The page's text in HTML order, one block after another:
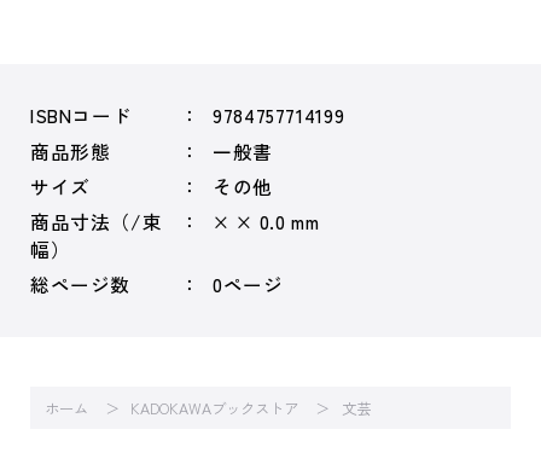
ISBNコード
9784757714199
商品形態
一般書
サイズ
その他
商品寸法（/束
幅）
× × 0.0 mm
総ページ数 0ページ
ホーム KADOKAWAブックストア 文芸